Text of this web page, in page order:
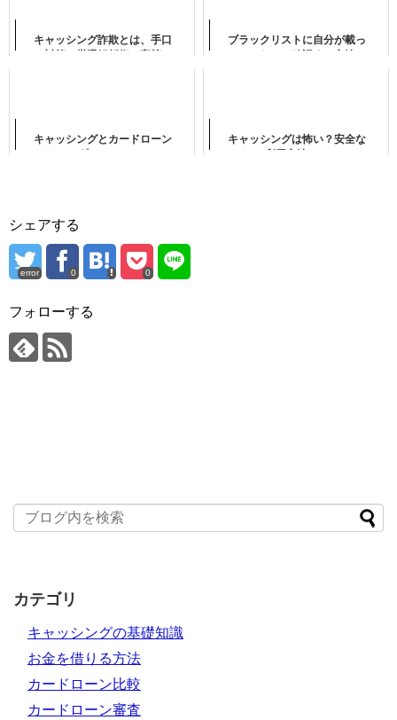
キャッシング詐欺とは、手口
ブラックリストに自分が載っ
キャッシングとカードローン
キャッシングは怖い？安全な
シェアする
error 0 0
フォローする
カテゴリ
キャッシングの基礎知識
お金を借りる方法
カードローン比較
カードローン審査